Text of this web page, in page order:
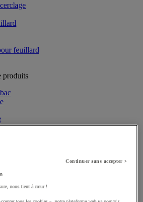
feuillard
produits
produits
Continuer sans accepter >
nous tient à cœur !